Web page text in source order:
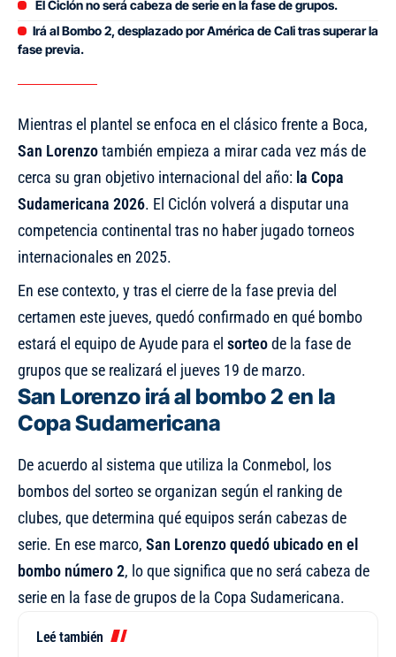
El Ciclón no será cabeza de serie en la fase de grupos.
Irá al Bombo 2, desplazado por América de Cali tras superar la
fase previa.
Mientras el plantel se enfoca en el clásico frente a Boca,
San Lorenzotambién empieza a mirar cada vez más de
cerca su gran objetivo internacional del año: la Copa
Sudamericana 2026. El Ciclón volverá a disputar una
competencia continental tras no haber jugado torneos
internacionales en 2025.
En ese contexto, y tras el cierre de la fase previa del
certamen este jueves, quedó confirmado en qué bombo
estará el equipo de Ayude para el sorteode la fase de
grupos que se realizará el jueves 19 de marzo.
San Lorenzo irá al bombo 2 en la
Copa Sudamericana
De acuerdo al sistema que utiliza la Conmebol, los
bombos del sorteo se organizan según el ranking de
clubes, que determina qué equipos serán cabezas de
serie. En ese marco, San Lorenzo quedó ubicado en el
bombo número 2, lo que significa que no será cabeza de
serie en la fase de grupos de la Copa Sudamericana.
Leé también